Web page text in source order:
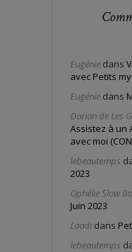
Eugénie dans
avec Petits
Eugénie dans
Dorian de Les
Assistez à un
avec moi
lebeautemps
2023
Ophélie Slow
Juin 2023
Laadi dans
lebeautemps